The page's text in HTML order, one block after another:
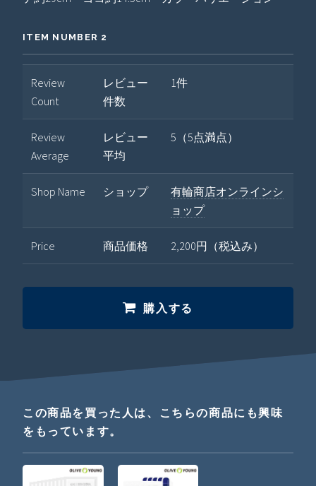
ITEM NUMBER 2
Review
Count
レビュー
件数
1件
Review
Average
レビュー
平均
5（5点満点）
Shop Name ショップ
有輪商店オンラインシ
ョップ
Price 商品価格 2,200円（税込み）
購入する
この商品を買った人は、こちらの商品にも興味
をもっています。